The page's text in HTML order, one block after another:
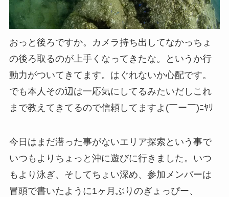
おっと後ろですか。カメラ持ち出してなかっちょ
の後ろ取るのが上手くなってきたな。というか行
動力がついてきてます。はぐれないか心配です。
でも本人その辺は一応気にしてるみたいだしこれ
まで教えてきてるので信頼してますよ(￣ー￣)ﾆﾔﾘ
今日はまだ潜った事がないエリア探索という事で
いつもよりちょっと沖に遊びに行きました。いつ
もより泳ぎ、そしてちょい深め、参加メンバーは
冒頭で書いたように1ヶ月ぶりのぎょっぴー、